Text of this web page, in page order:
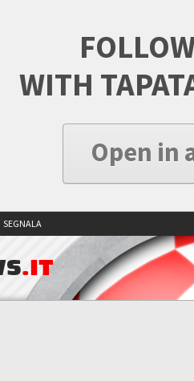
WITH
Open in
SEGNALA
.IT